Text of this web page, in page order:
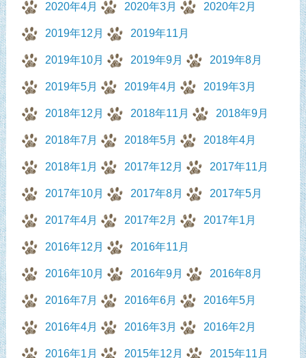
2020年4月 2020年3月 2020年2月
2019年12月 2019年11月
2019年10月 2019年9月 2019年8月
2019年5月 2019年4月 2019年3月
2018年12月 2018年11月 2018年9月
2018年7月 2018年5月 2018年4月
2018年1月 2017年12月 2017年11月
2017年10月 2017年8月 2017年5月
2017年4月 2017年2月 2017年1月
2016年12月 2016年11月
2016年10月 2016年9月 2016年8月
2016年7月 2016年6月 2016年5月
2016年4月 2016年3月 2016年2月
2016年1月 2015年12月 2015年11月